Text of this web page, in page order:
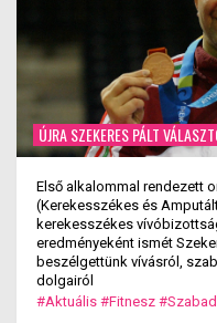
ÚJRA SZEKERES PÁLT
Első alkalommal rendezett
(Kerekesszékes és
kerekesszékes
eredményeként ismét
beszélgettünk vívásról,
dolgairól
#Aktuális #Fitnesz